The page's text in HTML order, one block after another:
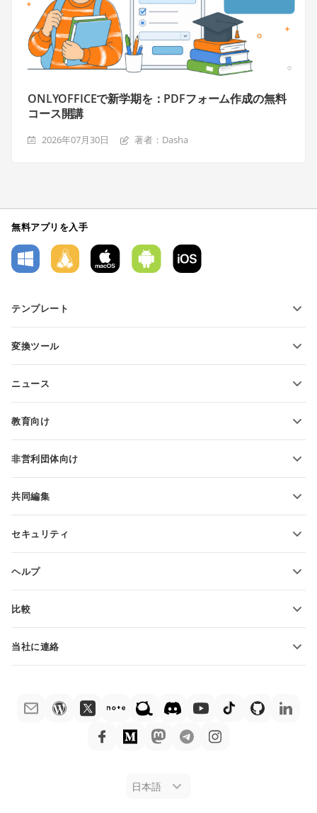
ONLYOFFICEで新学期を：PDFフォーム作成の無料
コース開講
2026年07月30日 著者：Dasha
無料アプリを入手
テンプレート
テキスト文書テンプレート
変換ツール
スプレッドシートの変換
PDFの変換
ニュース
教育向け
教育関係者向け
非営利団体向け
無料アカウントをリクエスト
共同編集
翻訳者向け
セキュリティ
ヘルプ
ヘルプ・センター
デモ注文
比較
ONLYOFFICE Docs vs Google Docs
ONLYOFFICE Docs vs WPS
ONLYOFFICE Docs vs Adobe Acrobat
当社に連絡
プレスリリースに関する質問press@onlyoffice.com
折返し電話をリクエスト
日本語